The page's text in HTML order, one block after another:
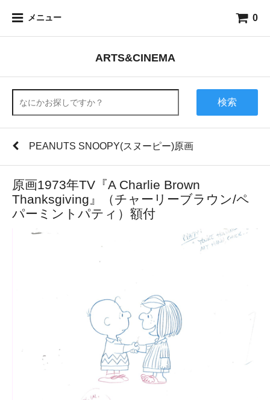
メニュー 0
ARTS&CINEMA
検索
PEANUTS SNOOPY(スヌーピー)原画
原画1973年TV『A Charlie Brown
Thanksgiving』（チャーリーブラウン/ペ
パーミントパティ）額付